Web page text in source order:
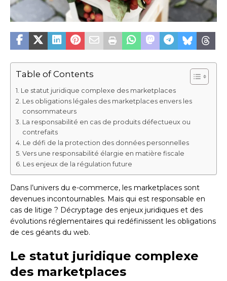
Table of Contents
Le statut juridique complexe des marketplaces
Les obligations légales des marketplaces envers les
consommateurs
La responsabilité en cas de produits défectueux ou
contrefaits
Le défi de la protection des données personnelles
Vers une responsabilité élargie en matière fiscale
Les enjeux de la régulation future
Dans l’univers du e-commerce, les marketplaces sont
devenues incontournables. Mais qui est responsable en
cas de litige ? Décryptage des enjeux juridiques et des
évolutions réglementaires qui redéfinissent les obligations
de ces géants du web.
Le statut juridique complexe
des marketplaces